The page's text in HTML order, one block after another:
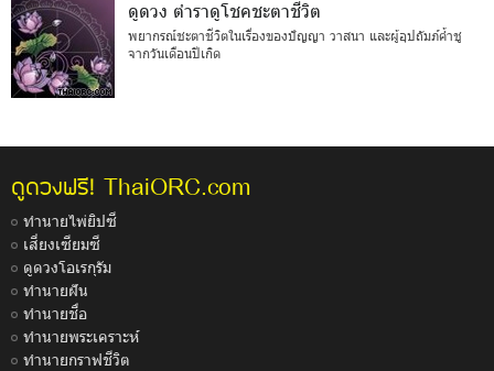
ดูดวง ตำราดูโชคชะตาชีวิต
พยากรณ์ชะตาชีวิตในเรื่องของปัญญา วาสนา และผู้อุปถัมภ์ค้ำชู
จากวันเดือนปีเกิด
ดูดวงฟรี! ThaiORC.com
ทำนายไพ่ยิปซี
เสี่ยงเซียมซี
ดูดวงโอเรกุรัม
ทำนายฝัน
ทำนายชื่อ
ทำนายพระเคราะห์
ทำนายกราฟชีวิต